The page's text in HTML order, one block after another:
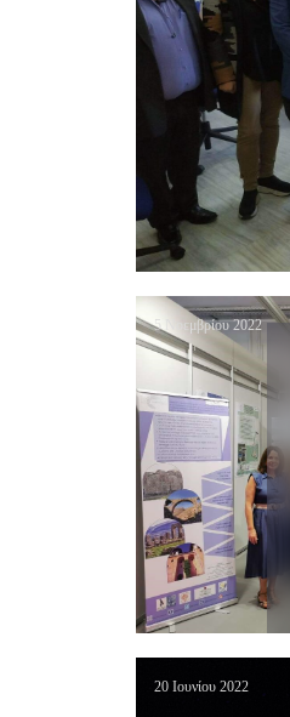
5 Νοεμβρίου 2022
20 Ιουνίου 2022